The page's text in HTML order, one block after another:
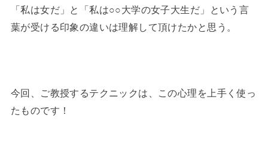
「私は女だ」と「私は○○大学の女子大生だ」という言
葉が受ける印象の違いは理解して頂けたかと思う。
今回、ご教授するテクニックは、この心理を上手く使っ
たものです！